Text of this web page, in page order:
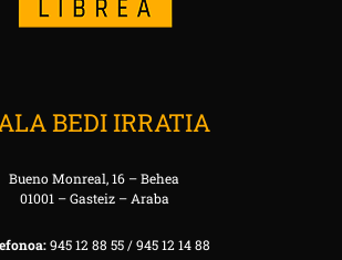
BEDI IRRATIA
Bueno Monreal, 16 – Behea
01001 – Gasteiz – Araba
945 12 88 55 / 945 12 14 88